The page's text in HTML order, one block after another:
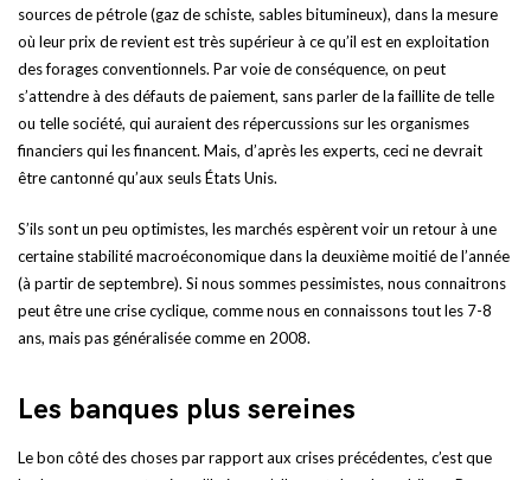
sources de pétrole (gaz de schiste, sables bitumineux), dans la mesure
où leur prix de revient est très supérieur à ce qu’il est en exploitation
des forages conventionnels. Par voie de conséquence, on peut
s’attendre à des défauts de paiement, sans parler de la faillite de telle
ou telle société, qui auraient des répercussions sur les organismes
financiers qui les financent. Mais, d’après les experts, ceci ne devrait
être cantonné qu’aux seuls États Unis.
S’ils sont un peu optimistes, les marchés espèrent voir un retour à une
certaine stabilité macroéconomique dans la deuxième moitié de l’année
(à partir de septembre). Si nous sommes pessimistes, nous connaitrons
peut être une crise cyclique, comme nous en connaissons tout les 7-8
ans, mais pas généralisée comme en 2008.
Les banques plus sereines
Le bon côté des choses par rapport aux crises précédentes, c’est que